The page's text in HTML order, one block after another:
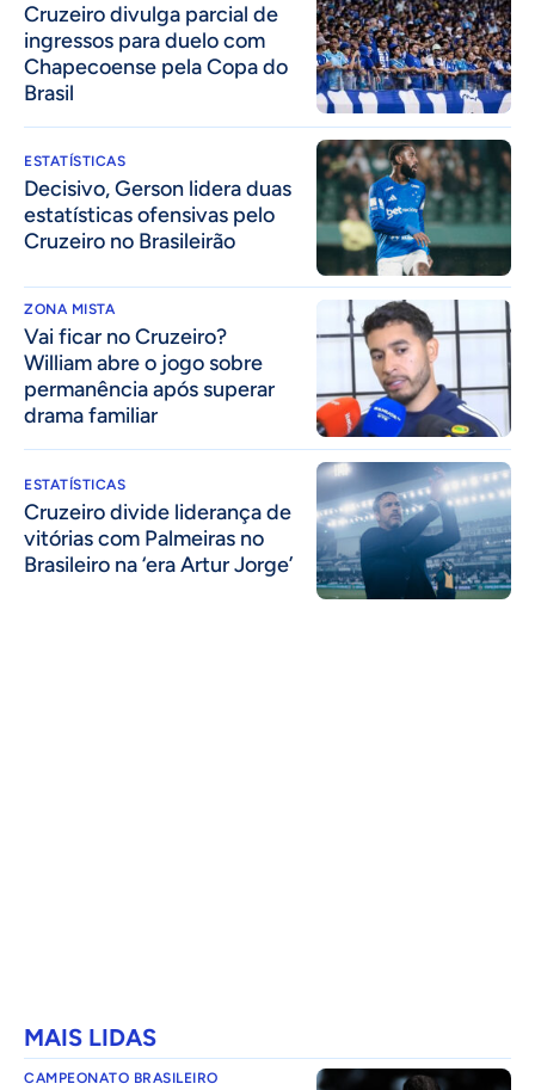
Cruzeiro divulga parcial de
ingressos para duelo com
Chapecoense pela Copa do
Brasil
ESTATÍSTICAS
Decisivo, Gerson lidera duas
estatísticas ofensivas pelo
Cruzeiro no Brasileirão
ZONA MISTA
Vai ficar no Cruzeiro?
William abre o jogo sobre
permanência após superar
drama familiar
ESTATÍSTICAS
Cruzeiro divide liderança de
vitórias com Palmeiras no
Brasileiro na ‘era Artur Jorge’
MAIS LIDAS
CAMPEONATO BRASILEIRO